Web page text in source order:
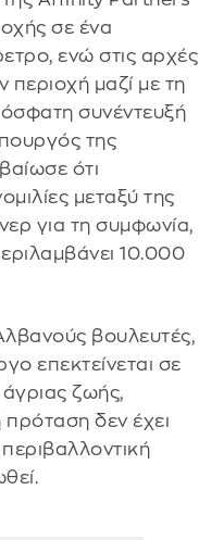
σε ένα
ενώ στις αρχές
μαζί με τη
συνέντευξή
της
ότι
μεταξύ της
για τη συμφωνία,
10.000
βουλευτές,
επεκτείνεται σε
ζωής,
πρόταση δεν έχει